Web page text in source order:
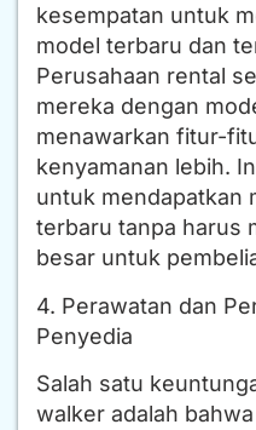
kesempatan untuk
model terbaru dan
Perusahaan rental
mereka dengan
menawarkan fitur-
kenyamanan lebih.
untuk mendapatkan
terbaru tanpa harus
besar untuk
4. Perawatan dan
Penyedia
Salah satu
walker adalah